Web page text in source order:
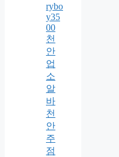
rybo
y35
00
천
안
업
소
알
바
천
안
주
점